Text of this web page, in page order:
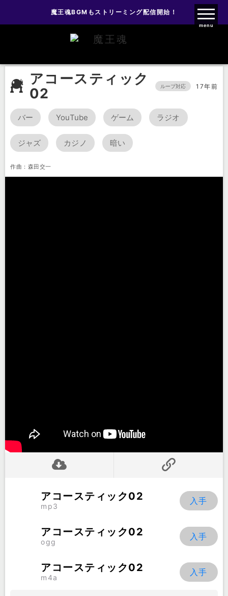
魔王魂ファンクラブ
魔王魂BGMもストリーミング配信開始！
menu
アコースティック
02
ループ対応 17年前
バー YouTube ゲーム ラジオ
ジャズ カジノ 暗い
作曲：森田交一
アコースティック02
mp3
アコースティック02
ogg
アコースティック02
m4a